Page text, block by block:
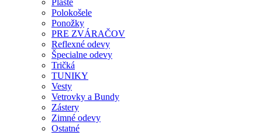
Polokošele
Ponožky
PRE ZVÁRAČOV
Reflexné odevy
Špecialne odevy
Tričká
TUNIKY
Vesty
Vetrovky a Bundy
Zástery
Zimné odevy
Ostatné